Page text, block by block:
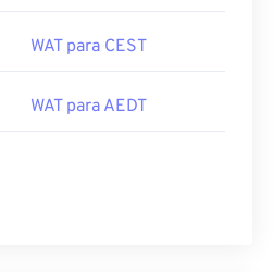
WAT para CEST
WAT para AEDT